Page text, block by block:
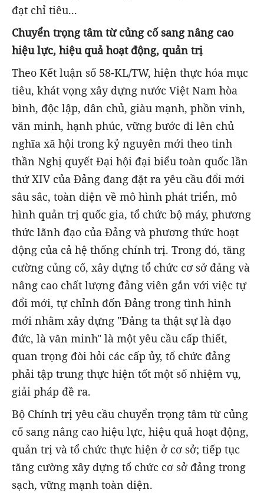
đạt chỉ tiêu...
Chuyển trọng tâm từ củng cố sang nâng cao
hiệu lực, hiệu quả hoạt động, quản trị
Theo Kết luận số 58-KL/TW, hiện thực hóa mục
tiêu, khát vọng xây dựng nước Việt Nam hòa
bình, độc lập, dân chủ, giàu mạnh, phồn vinh,
văn minh, hạnh phúc, vững bước đi lên chủ
nghĩa xã hội trong kỷ nguyên mới theo tinh
thần Nghị quyết Đại hội đại biểu toàn quốc lần
thứ XIV của Đảng đang đặt ra yêu cầu đổi mới
sâu sắc, toàn diện về mô hình phát triển, mô
hình quản trị quốc gia, tổ chức bộ máy, phương
thức lãnh đạo của Đảng và phương thức hoạt
động của cả hệ thống chính trị. Trong đó, tăng
cường củng cố, xây dựng tổ chức cơ sở đảng và
nâng cao chất lượng đảng viên gắn với việc tự
đổi mới, tự chỉnh đốn Đảng trong tình hình
mới nhằm xây dựng "Đảng ta thật sự là đạo
đức, là văn minh" là một yêu cầu cấp thiết,
quan trọng đòi hỏi các cấp ủy, tổ chức đảng
phải tập trung thực hiện tốt một số nhiệm vụ,
giải pháp đề ra.
Bộ Chính trị yêu cầu chuyển trọng tâm từ củng
cố sang nâng cao hiệu lực, hiệu quả hoạt động,
quản trị và tổ chức thực hiện ở cơ sở; tiếp tục
tăng cường xây dựng tổ chức cơ sở đảng trong
sạch, vững mạnh toàn diện.